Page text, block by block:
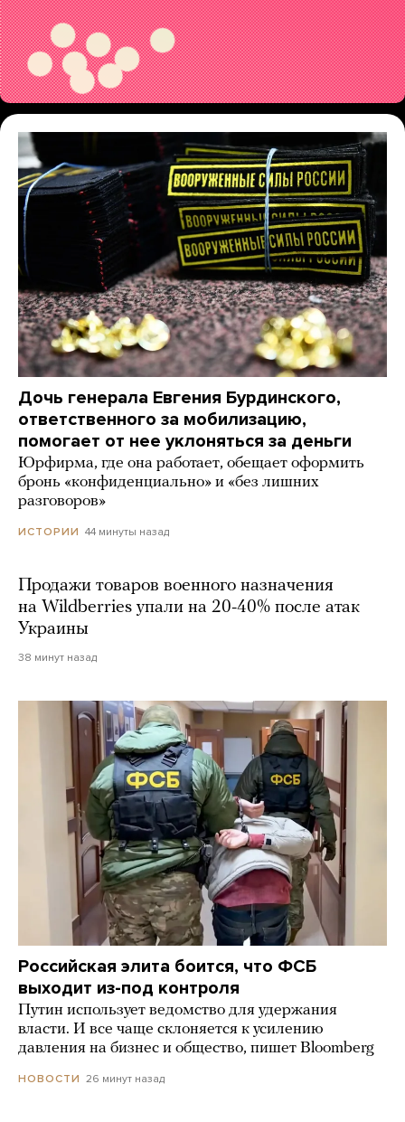
Дочь генерала Евгения Бурдинского,
ответственного за мобилизацию,
помогает от нее уклоняться за деньги
Юрфирма, где она работает, обещает оформить
бронь «конфиденциально» и «без лишних
разговоров»
ИСТОРИИ 44 минуты назад
Продажи товаров военного назначения
на Wildberries упали на 20-40% после атак
Украины
38 минут назад
Российская элита боится, что ФСБ
выходит из-под контроля
Путин использует ведомство для удержания
власти. И все чаще склоняется к усилению
давления на бизнес и общество, пишет Bloomberg
НОВОСТИ 26 минут назад